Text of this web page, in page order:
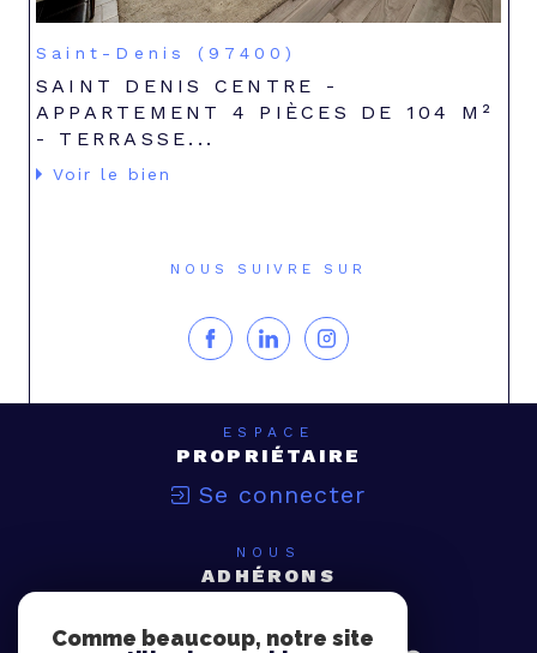
Saint-Denis (97400)
SAINT DENIS CENTRE -
APPARTEMENT 4 PIÈCES DE 104 M²
- TERRASSE...
Voir le bien
NOUS SUIVRE SUR
ESPACE
PROPRIÉTAIRE
Se connecter
NOUS
ADHÉRONS
Comme beaucoup, notre site